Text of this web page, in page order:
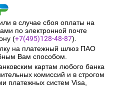
в случае сбоя оплаты на
по электронной почте
(+7(495)128-48-87).
на платежный шлюз ПАО
Вам способом.
картам любого банка
комиссий и в строгом
платежных систем Visa,